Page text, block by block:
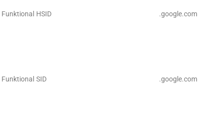
Funktional HSID .google.com
Funktional SID .google.com